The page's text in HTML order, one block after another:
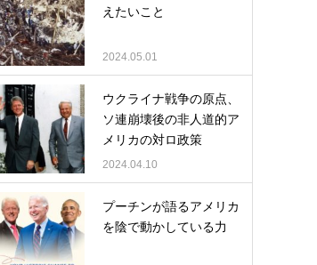
えたいこと
2024.05.01
ウクライナ戦争の原点、
ソ連崩壊後の非人道的ア
メリカの対ロ政策
2024.04.10
プーチンが語るアメリカ
を陰で動かしている力